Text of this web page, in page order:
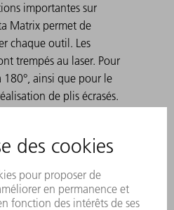
importantes sur
Matrix permet de
chaque outil. Les
trempés au laser. Pour
180°, ainsi que pour le
de plis écrasés.
des matrices 30°, il
se coince dans la
d'aide à l'éjection
problème.